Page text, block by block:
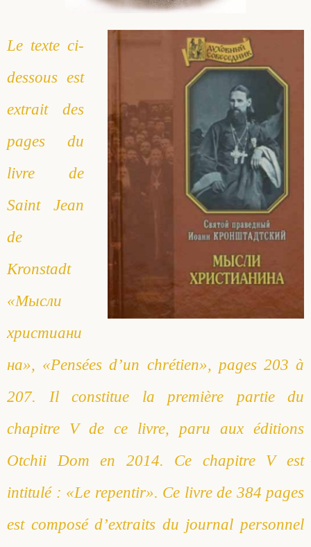
Sainte Matrone de Moscou
Staritsa Anastasia
Geronda Arsenios le Spiléote
Gerondissa Makrina (Vassopoulou)
Archimandrite Nathanaël (Pospelov)
Père Héliodore
Le texte ci-
dessous est
extrait des
pages du
livre de
Saint Jean
de
Kronstadt
«Мысли
христиани
на», «Pensées d’un chrétien», pages 203 à
207. Il constitue la première partie du
chapitre V de ce livre, paru aux éditions
Otchii Dom en 2014. Ce chapitre V est
intitulé : «Le repentir». Ce livre de 384 pages
est composé d’extraits du journal personnel